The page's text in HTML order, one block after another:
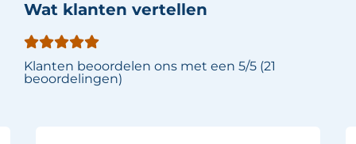
Wat klanten vertellen
Klanten beoordelen ons met een 5/5 (21
beoordelingen)